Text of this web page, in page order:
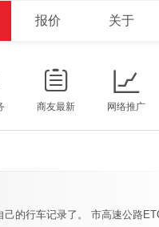
报价 关于
商友最新 网络推广
的行车记录了。 市高速公路